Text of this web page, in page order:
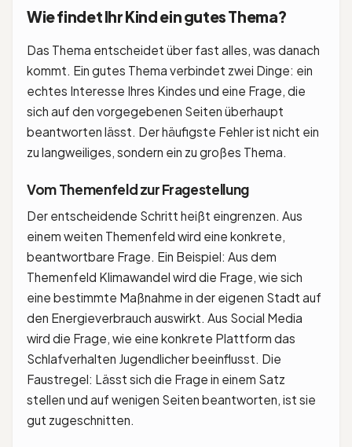
Wie findet Ihr Kind ein gutes Thema?
Das Thema entscheidet über fast alles, was danach
kommt. Ein gutes Thema verbindet zwei Dinge: ein
echtes Interesse Ihres Kindes und eine Frage, die
sich auf den vorgegebenen Seiten überhaupt
beantworten lässt. Der häufigste Fehler ist nicht ein
zu langweiliges, sondern ein zu großes Thema.
Vom Themenfeld zur Fragestellung
Der entscheidende Schritt heißt eingrenzen. Aus
einem weiten Themenfeld wird eine konkrete,
beantwortbare Frage. Ein Beispiel: Aus dem
Themenfeld Klimawandel wird die Frage, wie sich
eine bestimmte Maßnahme in der eigenen Stadt auf
den Energieverbrauch auswirkt. Aus Social Media
wird die Frage, wie eine konkrete Plattform das
Schlafverhalten Jugendlicher beeinflusst. Die
Faustregel: Lässt sich die Frage in einem Satz
stellen und auf wenigen Seiten beantworten, ist sie
gut zugeschnitten.